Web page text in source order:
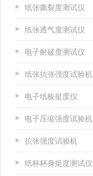
纸张撕裂度测试仪
纸张透气度测试仪
电子耐破度测试仪
纸张抗张强度试验机
电子纸板挺度仪
电子压缩强度试验机
抗张强度试验机
纸杯杯身挺度测试仪